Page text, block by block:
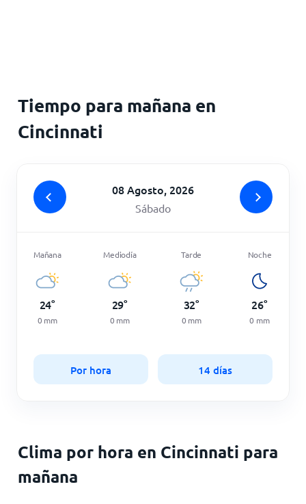
Tiempo para mañana en
Cincinnati
08 Agosto, 2026
Sábado
Mañana
24°
0 mm
Mediodía
29°
0 mm
Tarde
32°
0 mm
Noche
26°
0 mm
Por hora 14 días
Clima por hora en Cincinnati para
mañana